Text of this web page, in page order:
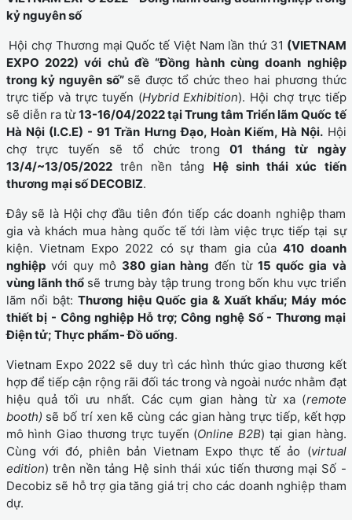
kỷ nguyên số
Hội chợ Thương mại Quốc tế Việt Nam lần thứ 31 (VIETNAM
EXPO 2022) với chủ đề “Đồng hành cùng doanh nghiệp
trong kỷ nguyên số” sẽ được tổ chức theo hai phương thức
trực tiếp và trực tuyến (Hybrid Exhibition). Hội chợ trực tiếp
sẽ diễn ra từ13-16/04/2022 tại Trung tâm Triển lãm Quốc tế
Hà Nội (I.C.E) - 91 Trần Hưng Đạo, Hoàn Kiếm, Hà Nội. Hội
chợ trực tuyến sẽ tổ chức trong 01 tháng từ ngày
13/4/~13/05/2022trên nền tảng Hệ sinh thái xúc tiến
thương mại số DECOBIZ.
Đây sẽ là Hội chợ đầu tiên đón tiếp các doanh nghiệp tham
gia và khách mua hàng quốc tế tới làm việc trực tiếp tại sự
kiện. Vietnam Expo 2022 có sự tham gia của410 doanh
nghiệpvới quy mô 380 gian hàng đến từ15 quốc gia và
vùng lãnh thổsẽ trưng bày tập trung trong bốn khu vực triển
lãm nổi bật: Thương hiệu Quốc gia & Xuất khẩu; Máy móc
thiết bị - Công nghiệp Hỗ trợ; Công nghệ Số - Thương mại
Điện tử; Thực phẩm- Đồ uống.
Vietnam Expo 2022 sẽ duy trì các hình thức giao thương kết
hợp để tiếp cận rộng rãi đối tác trong và ngoài nước nhằm đạt
hiệu quả tối ưu nhất. Các cụm gian hàng từ xa (remote
booth) sẽ bố trí xen kẽ cùng các gian hàng trực tiếp, kết hợp
mô hình Giao thương trực tuyến (Online B2B) tại gian hàng.
Cùng với đó, phiên bản Vietnam Expo thực tế ảo (virtual
edition) trên nền tảng Hệ sinh thái xúc tiến thương mại Số -
Decobiz sẽ hỗ trợ gia tăng giá trị cho các doanh nghiệp tham
dự.